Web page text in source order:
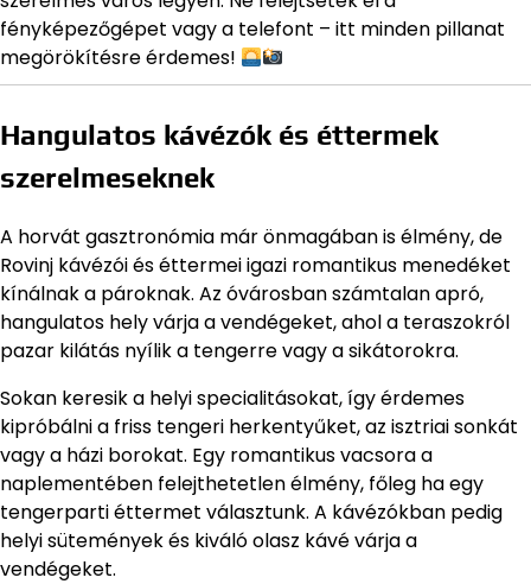
fényképezőgépet vagy a telefont – itt minden pillanat
megörökítésre érdemes!
Hangulatos kávézók és éttermek
szerelmeseknek
A horvát gasztronómia már önmagában is élmény, de
Rovinj kávézói és éttermei igazi romantikus menedéket
kínálnak a pároknak. Az óvárosban számtalan apró,
hangulatos hely várja a vendégeket, ahol a teraszokról
pazar kilátás nyílik a tengerre vagy a sikátorokra.
Sokan keresik a helyi specialitásokat, így érdemes
kipróbálni a friss tengeri herkentyűket, az isztriai sonkát
vagy a házi borokat. Egy romantikus vacsora a
naplementében felejthetetlen élmény, főleg ha egy
tengerparti éttermet választunk. A kávézókban pedig
helyi sütemények és kiváló olasz kávé várja a
vendégeket.